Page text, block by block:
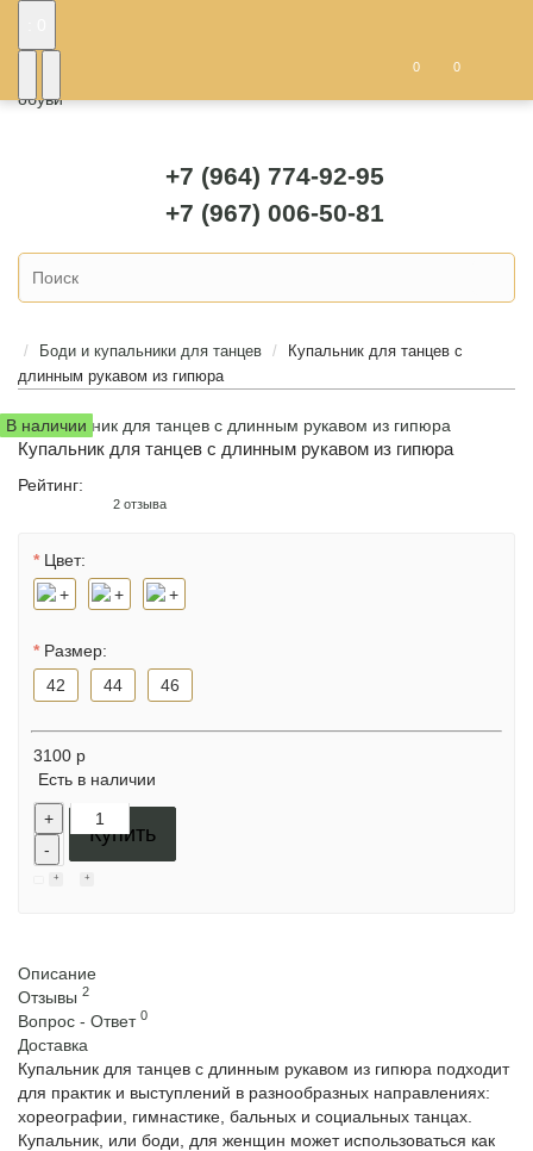
0 0
+7 (964) 774-92-95
+7 (967) 006-50-81
Боди и купальники для танцев
Купальник для танцев с
длинным рукавом из гипюра
В наличии
Купальник для танцев с длинным рукавом из гипюра
Рейтинг:
2 отзыва
Цвет:
Размер:
42
44 46
3100 р
Есть в наличии
+
-
Купить
Описание
Отзывы 2
Вопрос - Ответ 0
Доставка
Купальник для танцев с длинным рукавом из гипюра подходит
для практик и выступлений в разнообразных направлениях:
хореографии, гимнастике, бальных и социальных танцах.
Купальник, или боди, для женщин может использоваться как